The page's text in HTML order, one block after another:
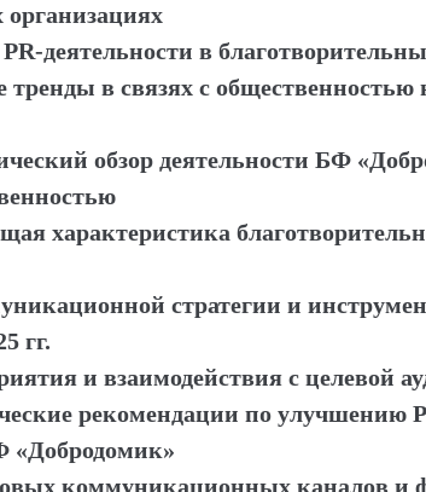
деятельности в
в связях с общественностью
обзор деятельности БФ
характеристика
стратегии и
гг.
и взаимодействия с целевой
рекомендации по улучшению
«Добродомик»
коммуникационных каналов и